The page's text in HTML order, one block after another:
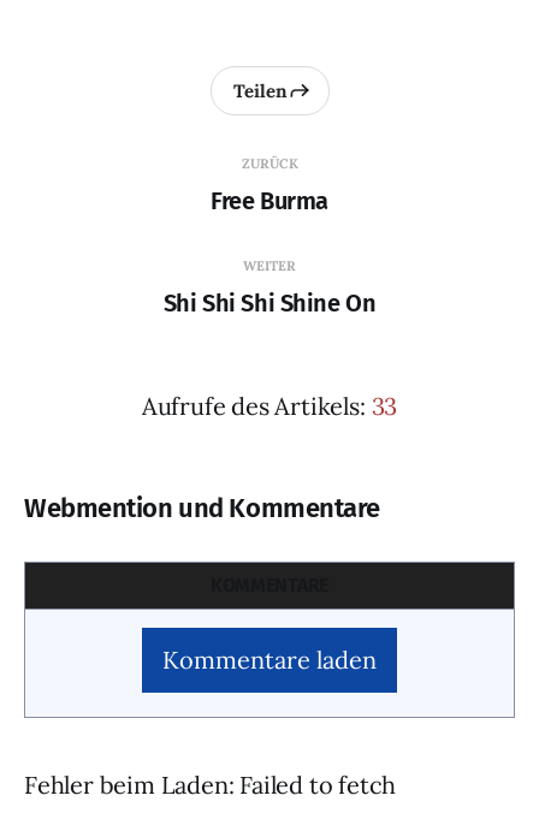
ZURÜCK
Free Burma
Teilen
WEITER
Shi Shi Shi Shine On
Aufrufe des Artikels: 33
Webmention und Kommentare
Kommentare laden
Fehler beim Laden: Failed to fetch